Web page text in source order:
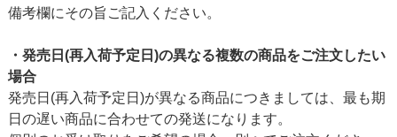
備考欄にその旨ご記入ください。
・発売日(再入荷予定日)の異なる複数の商品をご注文したい
場合
発売日(再入荷予定日)が異なる商品につきましては、最も期
日の遅い商品に合わせての発送になります。